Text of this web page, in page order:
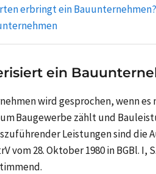
erbringt ein Bauunternehmen?
ein
wird gesprochen, wenn
Baugewerbe zählt und
Leistungen sind die
vom 28. Oktober 1980 in BGBl. I,